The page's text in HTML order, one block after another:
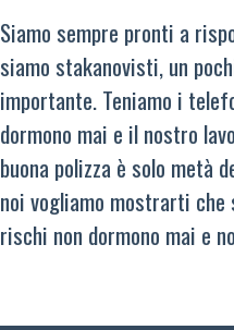
Siamo sempre pronti a
siamo stakanovisti, un
importante. Teniamo i
dormono mai e il nostro
buona polizza è solo metà
noi vogliamo mostrarti che
rischi non dormono mai e